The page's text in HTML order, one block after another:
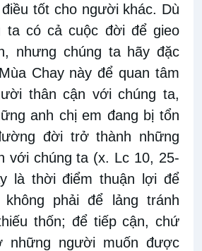
tốt cho người khác. Dù
ta có cả cuộc đời để gieo
nhưng chúng ta hãy đặc
Chay này để quan tâm
thân cận với chúng ta,
anh chị em đang bị tổn
đời trở thành những
với chúng ta (x. Lc 10, 25-
là thời điểm thuận lợi để
phải để lảng tránh
thốn; để tiếp cận, chứ
những người muốn được